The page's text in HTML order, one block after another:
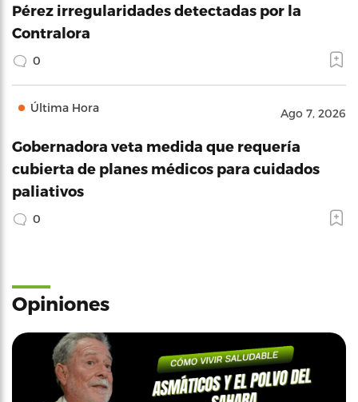
Pérez irregularidades detectadas por la
Contralora
0
Última Hora Ago 7, 2026
Gobernadora veta medida que requería
cubierta de planes médicos para cuidados
paliativos
0
Opiniones